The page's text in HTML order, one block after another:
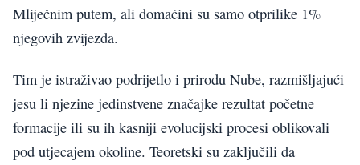
Mliječnim putem, ali domaćini su samo otprilike 1%
njegovih zvijezda.
Tim je istraživao podrijetlo i prirodu Nube, razmišljajući
jesu li njezine jedinstvene značajke rezultat početne
formacije ili su ih kasniji evolucijski procesi oblikovali
pod utjecajem okoline. Teoretski su zaključili da